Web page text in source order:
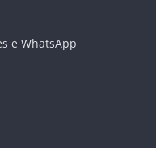
e WhatsApp